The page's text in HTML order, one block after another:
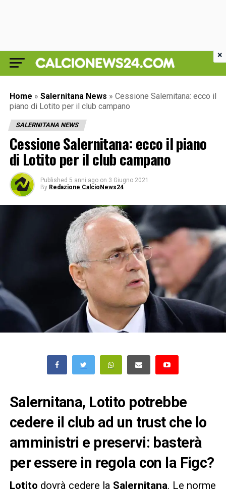
Home » Salernitana News » Cessione Salernitana: ecco il
piano di Lotito per il club campano
SALERNITANA NEWS
Cessione Salernitana: ecco il piano
di Lotito per il club campano
Published 5 anni ago on 3 Giugno 2021
By Redazione CalcioNews24
Salernitana, Lotito potrebbe
cedere il club ad un trust che lo
amministri e preservi: basterà
per essere in regola con la Figc?
Lotito dovrà cedere la Salernitana. Le norme
×